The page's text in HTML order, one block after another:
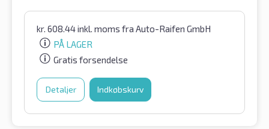
kr. 608.44inkl. moms fra Auto-Raifen GmbH
PÅ LAGER
Gratis forsendelse
Detaljer Indkøbskurv